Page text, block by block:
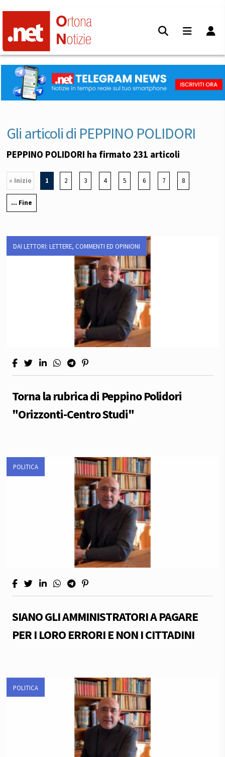
Gli articoli di PEPPINO POLIDORI
PEPPINO POLIDORI ha firmato 231 articoli
« Inizio 1 2 3 4 5 6 7 8
... Fine
DAI LETTORI: LETTERE, COMMENTI ED OPINIONI
Torna la rubrica di Peppino Polidori
"Orizzonti-Centro Studi"
POLITICA
SIANO GLI AMMINISTRATORI A PAGARE
PER I LORO ERRORI E NON I CITTADINI
POLITICA